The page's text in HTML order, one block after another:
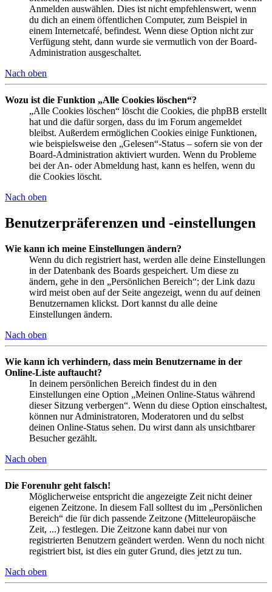
Anmelden auswählen. Dies ist nicht empfehlenswert, wenn
du dich an einem öffentlichen Computer, zum Beispiel in
einem Internetcafé, befindest. Wenn diese Option nicht zur
Verfügung steht, dann wurde sie vermutlich von der Board-
Administration ausgeschaltet.
Nach oben
Wozu ist die Funktion „Alle Cookies löschen“?
„Alle Cookies löschen“ löscht die Cookies, die phpBB erstellt
hat und die dafür sorgen, dass du im Forum angemeldet
bleibst. Außerdem ermöglichen Cookies einige Funktionen,
wie beispielsweise den „Gelesen“-Status – sofern sie von der
Board-Administration aktiviert wurden. Wenn du Probleme
bei der An- oder Abmeldung hast, kann es helfen, wenn du
die Cookies löscht.
Nach oben
Benutzerpräferenzen und -einstellungen
Wie kann ich meine Einstellungen ändern?
Wenn du dich registriert hast, werden alle deine Einstellungen
in der Datenbank des Boards gespeichert. Um diese zu
ändern, gehe in den „Persönlichen Bereich“; der Link dazu
wird meist oben auf der Seite angezeigt, wenn du auf deinen
Benutzernamen klickst. Dort kannst du alle deine
Einstellungen ändern.
Nach oben
Wie kann ich verhindern, dass mein Benutzername in der
Online-Liste auftaucht?
In deinem persönlichen Bereich findest du in den
Einstellungen eine Option „Meinen Online-Status während
dieser Sitzung verbergen“. Wenn du diese Option einschaltest,
können nur Administratoren, Moderatoren und du selbst
deinen Online-Status sehen. Du wirst dann als unsichtbarer
Besucher gezählt.
Nach oben
Die Forenuhr geht falsch!
Möglicherweise entspricht die angezeigte Zeit nicht deiner
eigenen Zeitzone. In diesem Fall solltest du im „Persönlichen
Bereich“ die für dich passende Zeitzone (Mitteleuropäische
Zeit, ...) festlegen. Die Zeitzone kann dabei nur von
registrierten Benutzern geändert werden. Wenn du noch nicht
registriert bist, ist dies ein guter Grund, dies jetzt zu tun.
Nach oben